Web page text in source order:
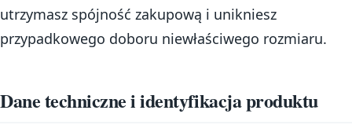
utrzymasz spójność zakupową i unikniesz
przypadkowego doboru niewłaściwego rozmiaru.
Dane techniczne i identyfikacja produktu